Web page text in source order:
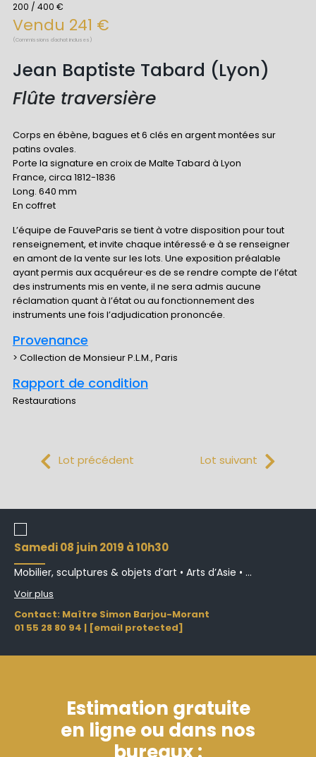
200 / 400 €
Vendu 241 €
(Commissions d'achat incluses)
Jean Baptiste Tabard (Lyon)
Flûte traversière
Corps en ébène, bagues et 6 clés en argent montées sur
patins ovales.
Porte la signature en croix de Malte Tabard à Lyon
France, circa 1812-1836
Long. 640 mm
En coffret
L’équipe de FauveParis se tient à votre disposition pour tout
renseignement, et invite chaque intéressé·e à se renseigner
en amont de la vente sur les lots. Une exposition préalable
ayant permis aux acquéreur·es de se rendre compte de l’état
des instruments mis en vente, il ne sera admis aucune
réclamation quant à l’état ou au fonctionnement des
instruments une fois l’adjudication prononcée.
Provenance
> Collection de Monsieur P.L.M., Paris
Rapport de condition
Restaurations
Lot précédent Lot suivant
samedi 08 juin 2019 à 10h30
Mobilier, sculptures & objets d’art • Arts d’Asie • ...
Voir plus
Contact: Maître Simon Barjou-Morant
01 55 28 80 94 | [email protected]
Estimation gratuite
en ligne ou dans nos